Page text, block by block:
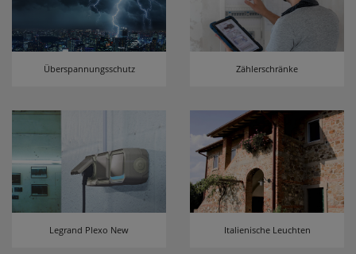
Überspannungsschutz Zählerschränke
Legrand Plexo New Italienische Leuchten